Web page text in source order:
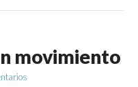
movimiento